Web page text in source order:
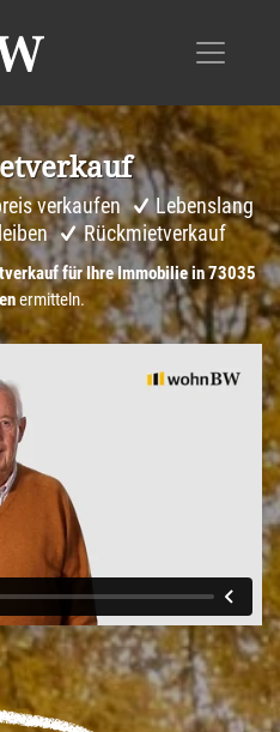
verkaufen
Lebenslang
Rückmietverkauf
für Ihre Immobilie in 73035
ermitteln.